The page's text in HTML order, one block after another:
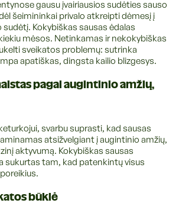
gausu įvairiausios sudėties sauso
šeimininkai privalo atkreipti dėmesį į
Kokybiškas sausas ėdalas
mėsos. Netinkamas ir nekokybiškas
sveikatos problemų: sutrinka
apatiškas, dingsta kailio blizgesys.
pagal augintinio amžių,
svarbu suprasti, kad sausas
atsižvelgiant į augintinio amžių,
aktyvumą. Kokybiškas sausas
sukurtas tam, kad patenkintų visus
būklė